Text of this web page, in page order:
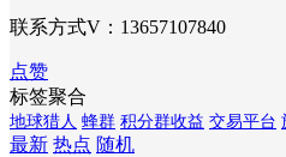
联系方式V：13657107840
点赞
标签聚合
地球猎人 蜂群 积分群收益 交易平台
最新 热点 随机